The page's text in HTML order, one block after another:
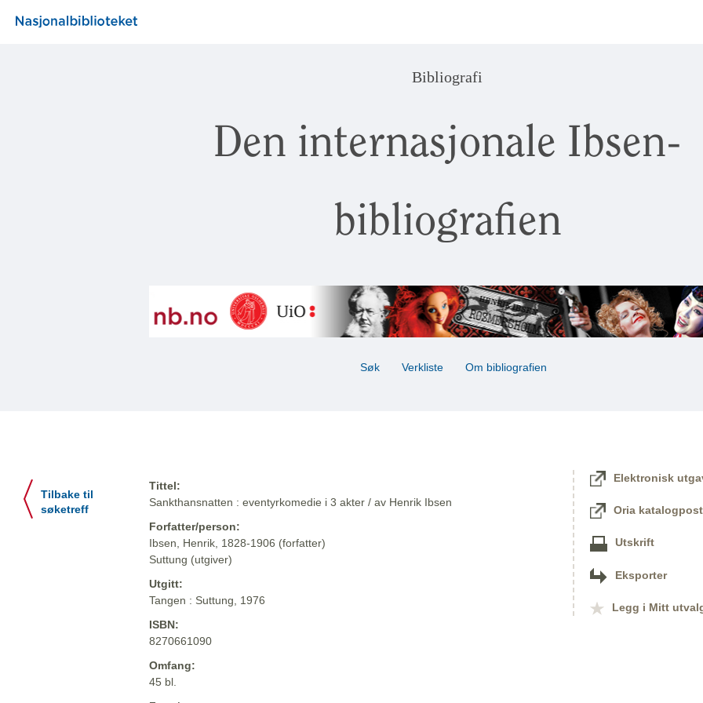
Bibliografi
Den internasjonale Ibsen-
bibliografien
Søk Verkliste Om bibliografien
Tilbake til
søketreff
Tittel:
Sankthansnatten : eventyrkomedie i 3 akter / av Henrik Ibsen
Forfatter/person:
Ibsen, Henrik, 1828-1906 (forfatter)
Suttung (utgiver)
Utgitt:
Tangen : Suttung, 1976
ISBN:
8270661090
Omfang:
45 bl.
Elektronisk
Oria katalogpost
Utskrift
Eksporter
Legg i Mitt